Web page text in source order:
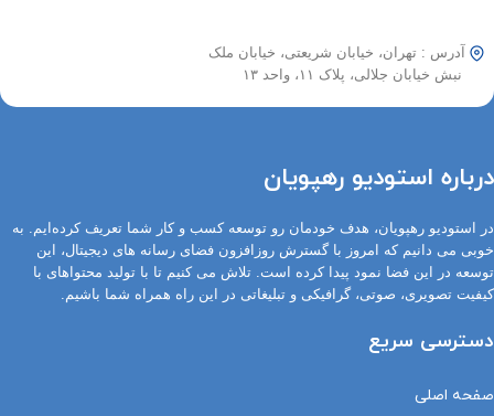
آدرس : تهران، خیابان شریعتی، خیابان ملک
نبش خیابان جلالی، پلاک ۱۱، واحد ۱۳
درباره استودیو رهپویان
در استودیو رهپویان، هدف خودمان رو توسعه کسب و کار شما تعریف کرده‌ایم. به
خوبی می دانیم که امروز با گسترش روزافزون فضای رسانه های دیجیتال، این
توسعه در این فضا نمود پیدا کرده است. تلاش می کنیم تا با تولید محتواهای با
کیفیت تصویری، صوتی، گرافیکی و تبلیغاتی در این راه همراه شما باشیم.
دسترسی سریع
صفحه اصلی